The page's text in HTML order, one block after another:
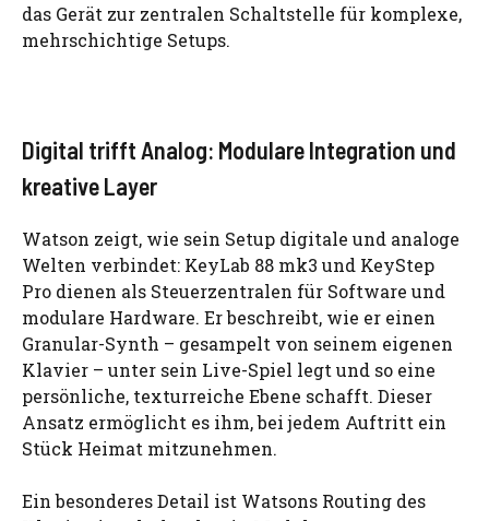
das Gerät zur zentralen Schaltstelle für komplexe,
mehrschichtige Setups.
Digital trifft Analog: Modulare Integration und
kreative Layer
Watson zeigt, wie sein Setup digitale und analoge
Welten verbindet: KeyLab 88 mk3 und KeyStep
Pro dienen als Steuerzentralen für Software und
modulare Hardware. Er beschreibt, wie er einen
Granular-Synth – gesampelt von seinem eigenen
Klavier – unter sein Live-Spiel legt und so eine
persönliche, texturreiche Ebene schafft. Dieser
Ansatz ermöglicht es ihm, bei jedem Auftritt ein
Stück Heimat mitzunehmen.
Ein besonderes Detail ist Watsons Routing des